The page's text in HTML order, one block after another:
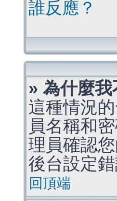
誰反應？
» 為什麼我
這種情況
員名稱和
理員確認
後台設定
回頂端